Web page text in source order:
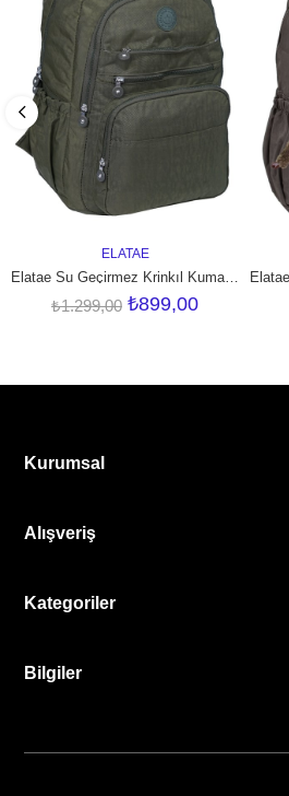
SEPETE EKLE
ELATAE
₺899,00
₺1.299,00
Kurumsal
Alışveriş
Kategoriler
Bilgiler